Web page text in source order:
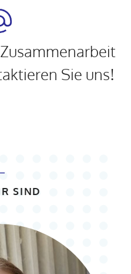
Sie uns!
SIND